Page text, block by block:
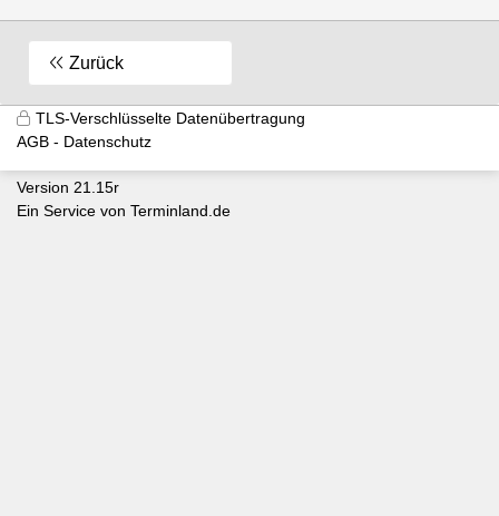
Zurück
TLS-Verschlüsselte Datenübertragung
AGB
Datenschutz
Version 21.15r
Ein Service von Terminland.de